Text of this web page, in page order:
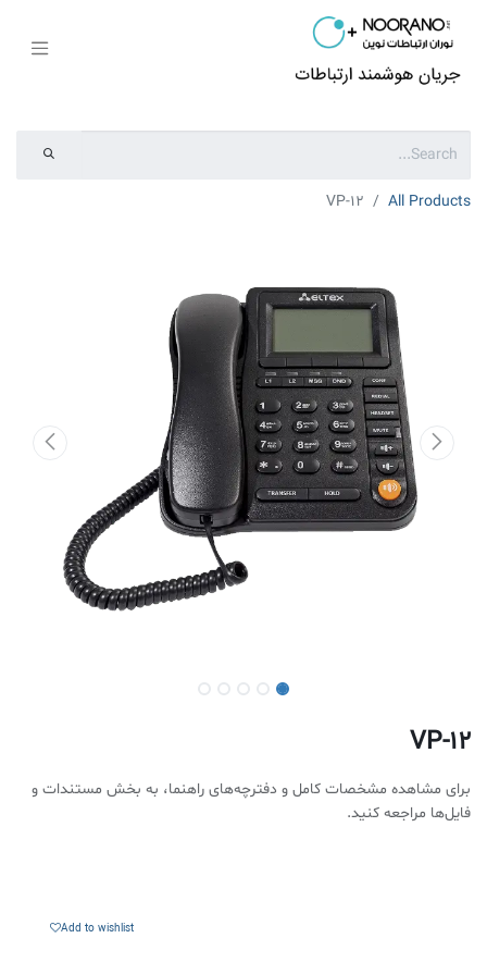
All Products
VP-12
VP-12
برای مشاهده مشخصات کامل و دفترچه‌های راهنما، به بخش مستندات و
فایل‌ها مراجعه کنید.
Add to wishlist